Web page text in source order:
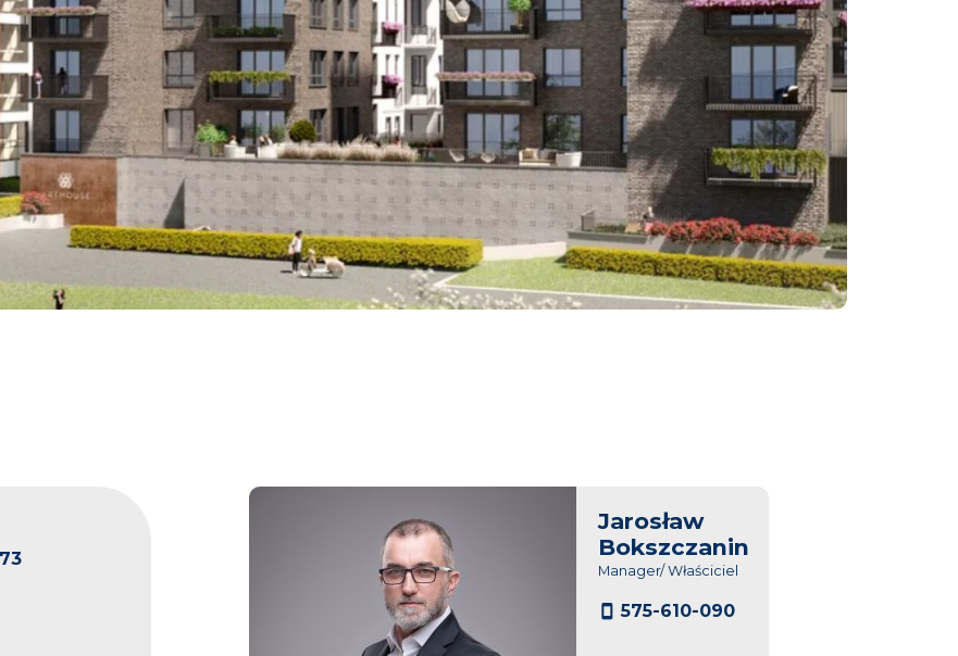
Jarosław
Bokszczanin
Manager/ Właściciel
575-610-090